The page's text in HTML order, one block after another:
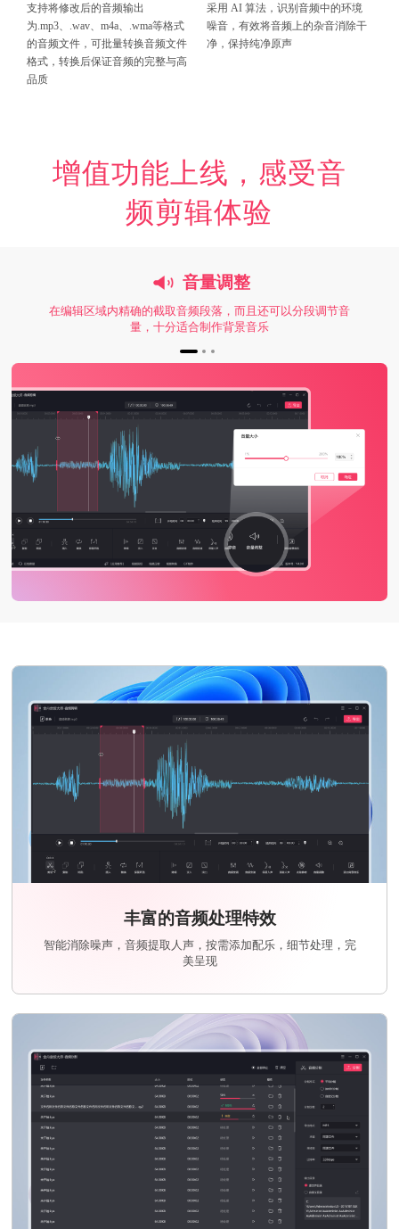
支持将修改后的音频输出
为.mp3、.wav、m4a、.wma等格式
的音频文件，可批量转换音频文件
格式，转换后保证音频的完整与高
品质
采用 AI 算法，识别音频中的环境
噪音，有效将音频上的杂音消除干
净，保持纯净原声
增值功能上线，感受音
频剪辑体验
音量调整
在编辑区域内精确的截取音频段落，而且还可以分段调节音
量，十分适合制作背景音乐
丰富的音频处理特效
智能消除噪声，音频提取人声，按需添加配乐，细节处理，完
美呈现